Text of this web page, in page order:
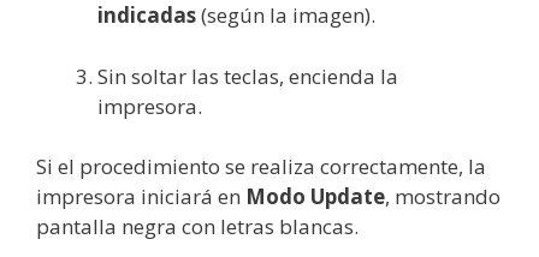
indicadas(según la imagen).
Sin soltar las teclas, encienda la
impresora.
Si el procedimiento se realiza correctamente, la
impresora iniciará en Modo Update, mostrando
pantalla negra con letras blancas.